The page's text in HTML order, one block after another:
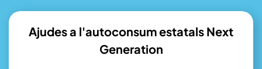
Ajudes a l'autoconsum estatals Next
Generation